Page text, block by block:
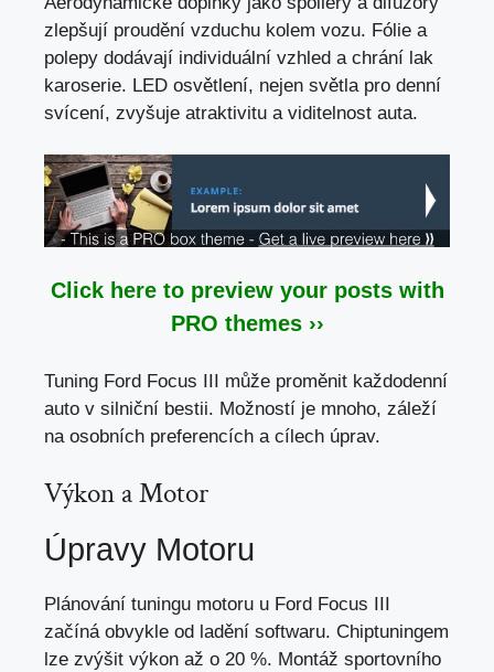
zlepšují proudění vzduchu kolem vozu. Fólie a
polepy dodávají individuální vzhled a chrání lak
karoserie. LED osvětlení, nejen světla pro denní
svícení, zvyšuje atraktivitu a viditelnost auta.
Click here to preview your posts with
PRO themes ››
Tuning Ford Focus III může proměnit každodenní
auto v silniční bestii. Možností je mnoho, záleží
na osobních preferencích a cílech úprav.
Výkon a Motor
Úpravy Motoru
Plánování tuningu motoru u Ford Focus III
začíná obvykle od ladění softwaru. Chiptuningem
lze zvýšit výkon až o 20 %. Montáž sportovního